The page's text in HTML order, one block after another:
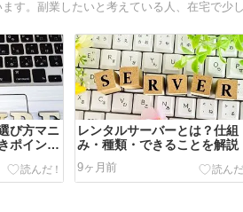
び方マニ
ポイン
レンタルサーバーとは？仕組
み・種類・できることを解説
9ヶ月前